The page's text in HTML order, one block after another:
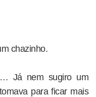
chazinho.
Já nem sugiro um
para ficar mais